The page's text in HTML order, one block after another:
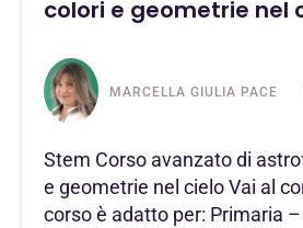
colori e geometrie nel
MARCELLA GIULIA PACE
Stem Corso avanzato di
e geometrie nel cielo Vai al
corso è adatto per: Primaria